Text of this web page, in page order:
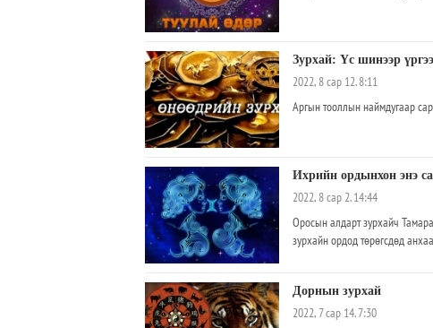
Зурхай: Үс шинээр
2022, 8 сар 12. 8:11
Аргын тооллын наймдугаар
Ихрийн ордынхон энэ
2022, 8 сар 2. 14:44
Оросын алдарт зурхайч
зурхайн ордод төрөгсдөд
Дорнын зурхай
2022, 7 сар 14. 7:30